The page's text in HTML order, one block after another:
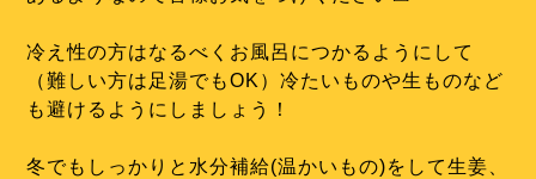
冷え性の方はなるべくお風呂につかるようにして
（難しい方は足湯でもOK）冷たいものや生ものなど
も避けるようにしましょう！
冬でもしっかりと水分補給(温かいもの)をして生姜、